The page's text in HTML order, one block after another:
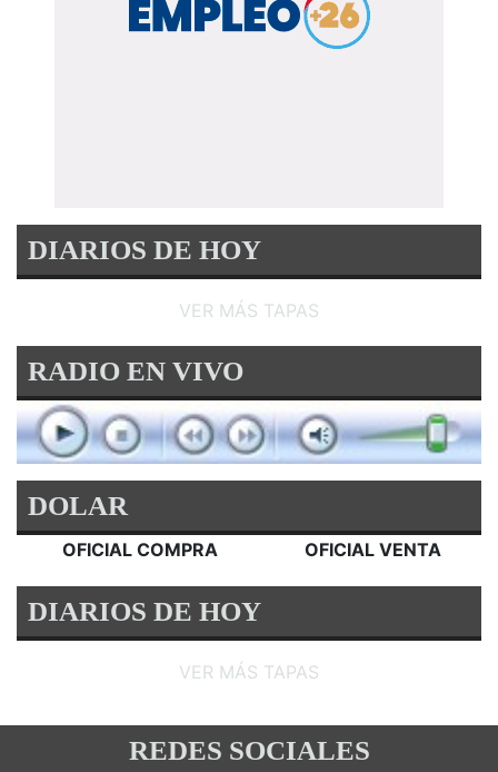
DIARIOS DE HOY
VER MÁS TAPAS
RADIO EN VIVO
DOLAR
OFICIAL COMPRA OFICIAL VENTA
DIARIOS DE HOY
VER MÁS TAPAS
REDES SOCIALES